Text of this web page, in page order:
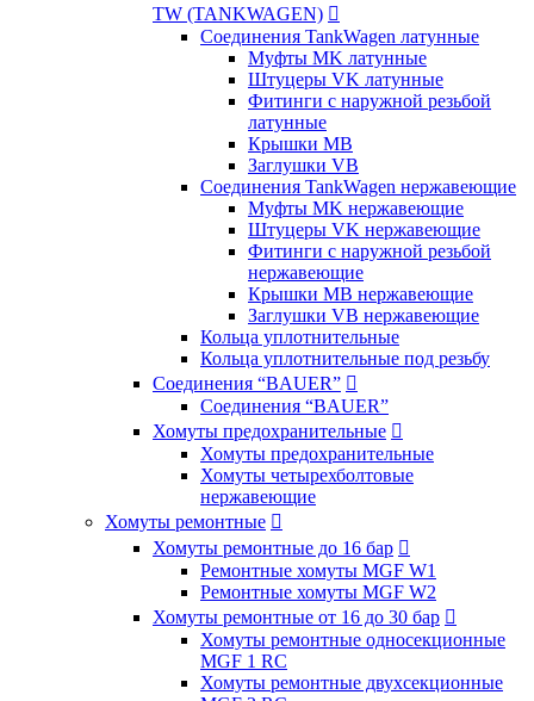
TW (TANKWAGEN) 
Соединения TankWagen латунные
Муфты MK латунные
Штуцеры VK латунные
Фитинги с наружной резьбой
латунные
Крышки MB
Заглушки VB
Соединения TankWagen нержавеющие
Муфты MK нержавеющие
Штуцеры VK нержавеющие
Фитинги с наружной резьбой
нержавеющие
Крышки MB нержавеющие
Заглушки VB нержавеющие
Кольца уплотнительные
Кольца уплотнительные под резьбу
Соединения “BAUER” 
Соединения “BAUER”
Хомуты предохранительные 
Хомуты предохранительные
Хомуты четырехболтовые
нержавеющие
Хомуты ремонтные 
Хомуты ремонтные до 16 бар 
Ремонтные хомуты MGF W1
Ремонтные хомуты MGF W2
Хомуты ремонтные от 16 до 30 бар 
Хомуты ремонтные односекционные
MGF 1 RC
Хомуты ремонтные двухсекционные